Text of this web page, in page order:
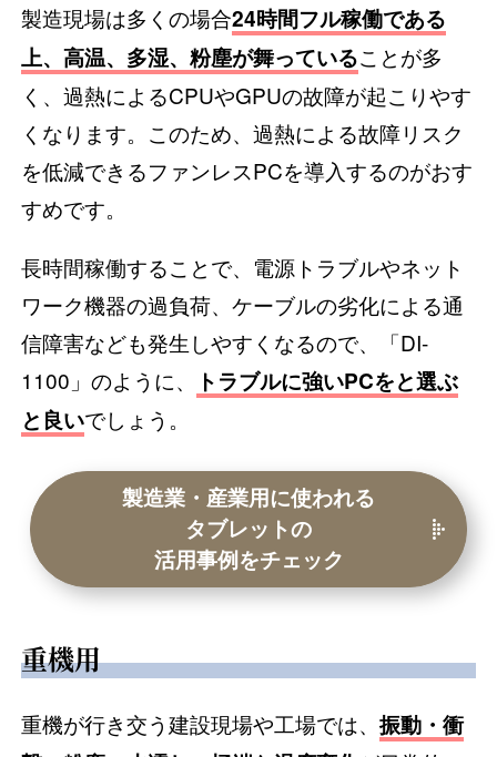
製造現場は多くの場合24時間フル稼働である
上、高温、多湿、粉塵が舞っていることが多
く、過熱によるCPUやGPUの故障が起こりやす
くなります。このため、過熱による故障リスク
を低減できるファンレスPCを導入するのがおす
すめです。
長時間稼働することで、電源トラブルやネット
ワーク機器の過負荷、ケーブルの劣化による通
信障害なども発生しやすくなるので、「DI-
1100」のように、
トラブルに強いPCをと選ぶ
と良いでしょう。
製造業・産業用に使われる
タブレットの
活用事例をチェック
重機用
重機が行き交う建設現場や工場では、振動・衝